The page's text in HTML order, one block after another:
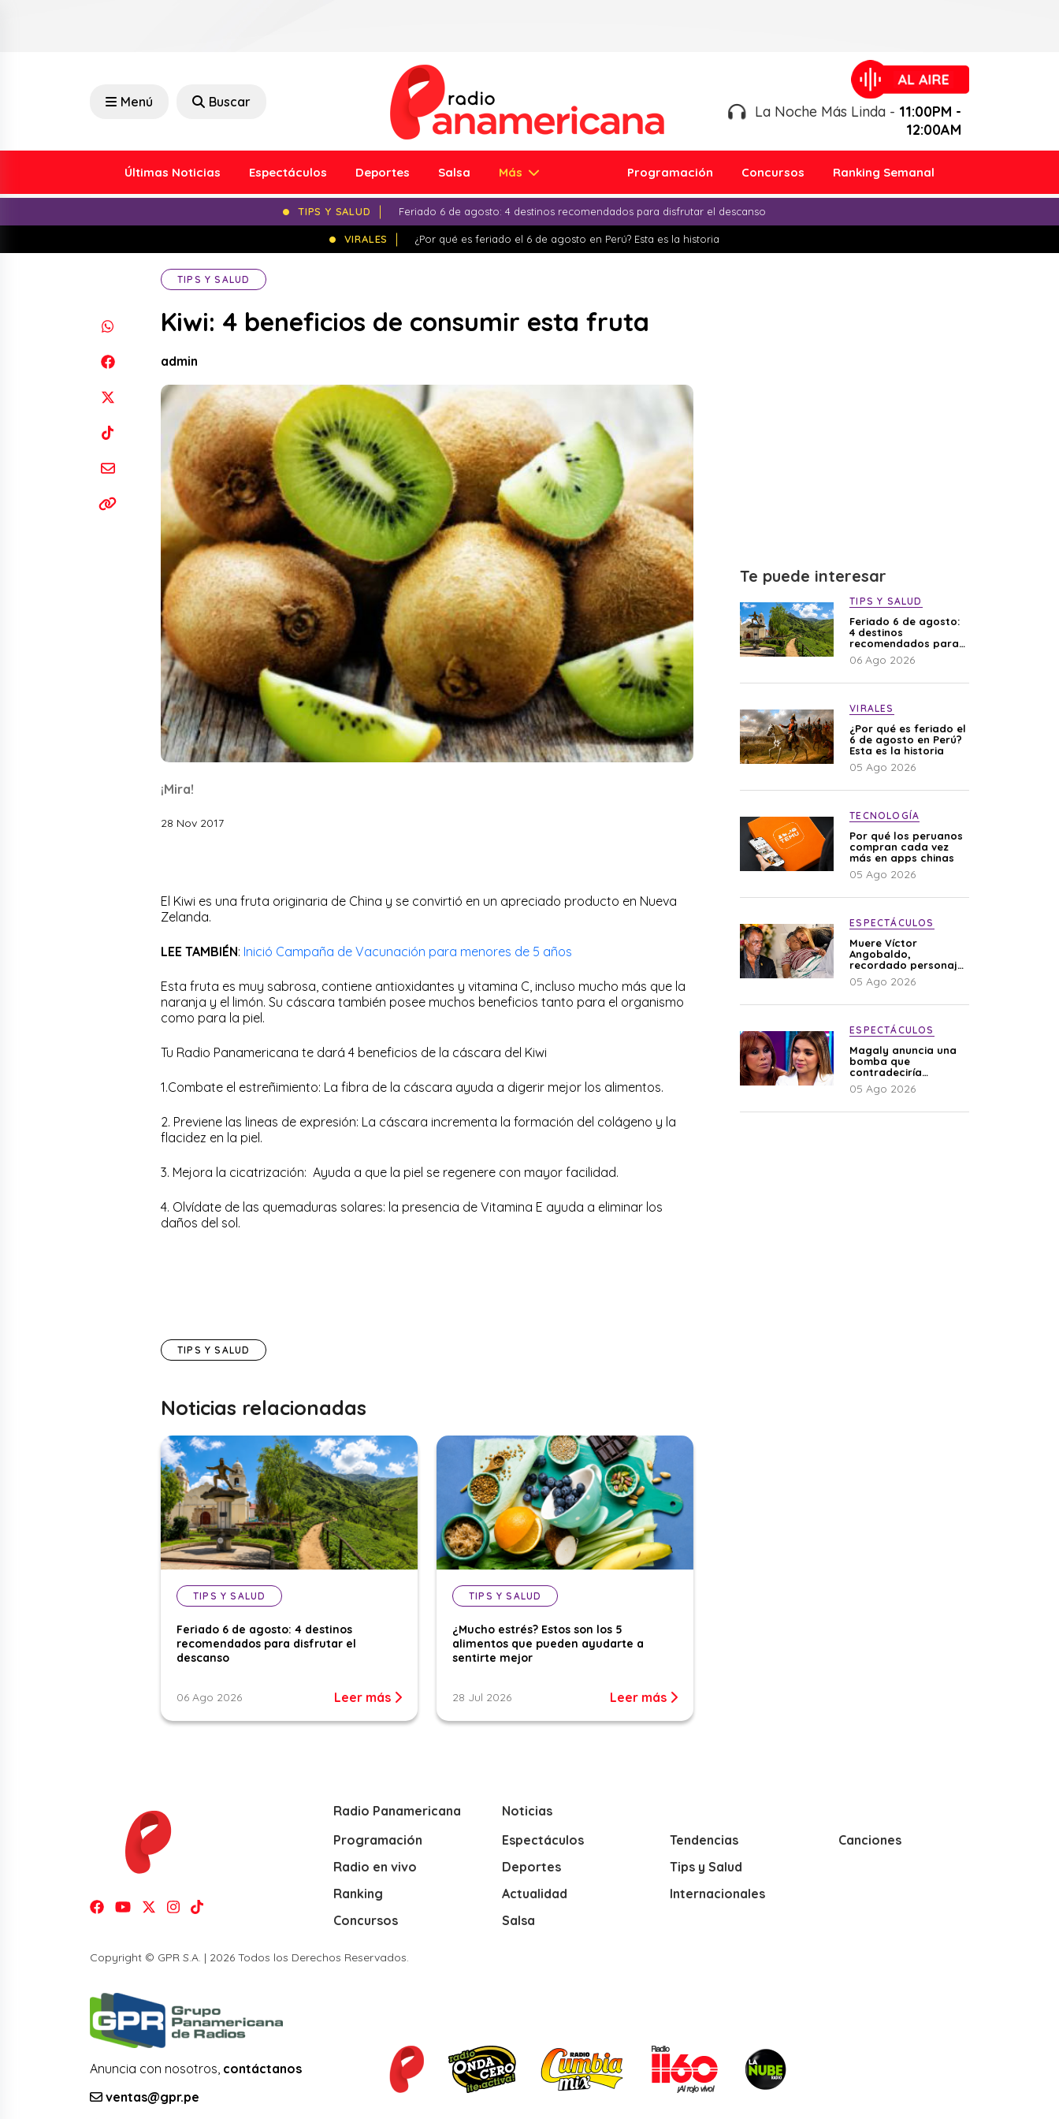
Menú Buscar
La Noche Más Linda - 11:00PM -
12:00AM
Últimas Noticias Espectáculos Deportes Salsa Más Programación Concursos Ranking Semanal
TIPS Y SALUD Feriado 6 de agosto: 4 destinos recomendados para disfrutar el descanso
VIRALES ¿Por qué es feriado el 6 de agosto en Perú? Esta es la historia
TIPS Y SALUD
Kiwi: 4 beneficios de consumir esta fruta
admin
¡Mira!
28 Nov 2017
El Kiwi es una fruta originaria de China y se convirtió en un apreciado producto en Nueva
Zelanda.
LEE TAMBIÉN: Inició Campaña de Vacunación para menores de 5 años
Esta fruta es muy sabrosa, contiene antioxidantes y vitamina C, incluso mucho más que la
naranja y el limón. Su cáscara también posee muchos beneficios tanto para el organismo
como para la piel.
Tu Radio Panamericana te dará 4 beneficios de la cáscara del Kiwi
1.Combate el estreñimiento: La fibra de la cáscara ayuda a digerir mejor los alimentos.
2. Previene las lineas de expresión: La cáscara incrementa la formación del colágeno y la
flacidez en la piel.
3. Mejora la cicatrización: Ayuda a que la piel se regenere con mayor facilidad.
4. Olvídate de las quemaduras solares: la presencia de Vitamina E ayuda a eliminar los
daños del sol.
TIPS Y SALUD
Noticias relacionadas
TIPS Y SALUD
Feriado 6 de agosto: 4 destinos
recomendados para disfrutar el
descanso
06 Ago 2026 Leer más
TIPS Y SALUD
¿Mucho estrés? Estos son los 5
alimentos que pueden ayudarte a
sentirte mejor
28 Jul 2026 Leer más
Te puede interesar
TIPS Y SALUD
Feriado 6 de agosto:
4 destinos
recomendados para
disfrutar el descanso
06 Ago 2026
VIRALES
¿Por qué es feriado el
6 de agosto en Perú?
Esta es la historia
05 Ago 2026
TECNOLOGÍA
Por qué los peruanos
compran cada vez
más en apps chinas
05 Ago 2026
ESPECTÁCULOS
Muere Víctor
Angobaldo,
recordado personaje
de la farándula y
expareja de Shirley
05 Ago 2026
ESPECTÁCULOS
Magaly anuncia una
bomba que
contradeciría
comunicado de La
Bella Luz: “Hay un
05 Ago 2026
Radio Panamericana
Programación
Radio en vivo
Ranking
Concursos
Noticias
Espectáculos
Deportes
Actualidad
Salsa
Tendencias
Tips y Salud
Internacionales
Canciones
Copyright © GPR S.A. | 2026 Todos los Derechos Reservados.
Anuncia con nosotros, contáctanos
ventas@gpr.pe